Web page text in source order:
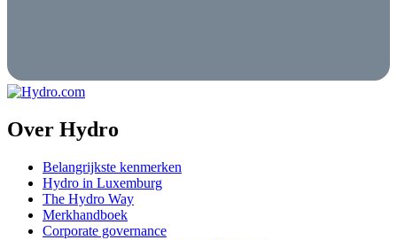
Over Hydro
Belangrijkste kenmerken
Hydro in Luxemburg
The Hydro Way
Merkhandboek
Corporate governance